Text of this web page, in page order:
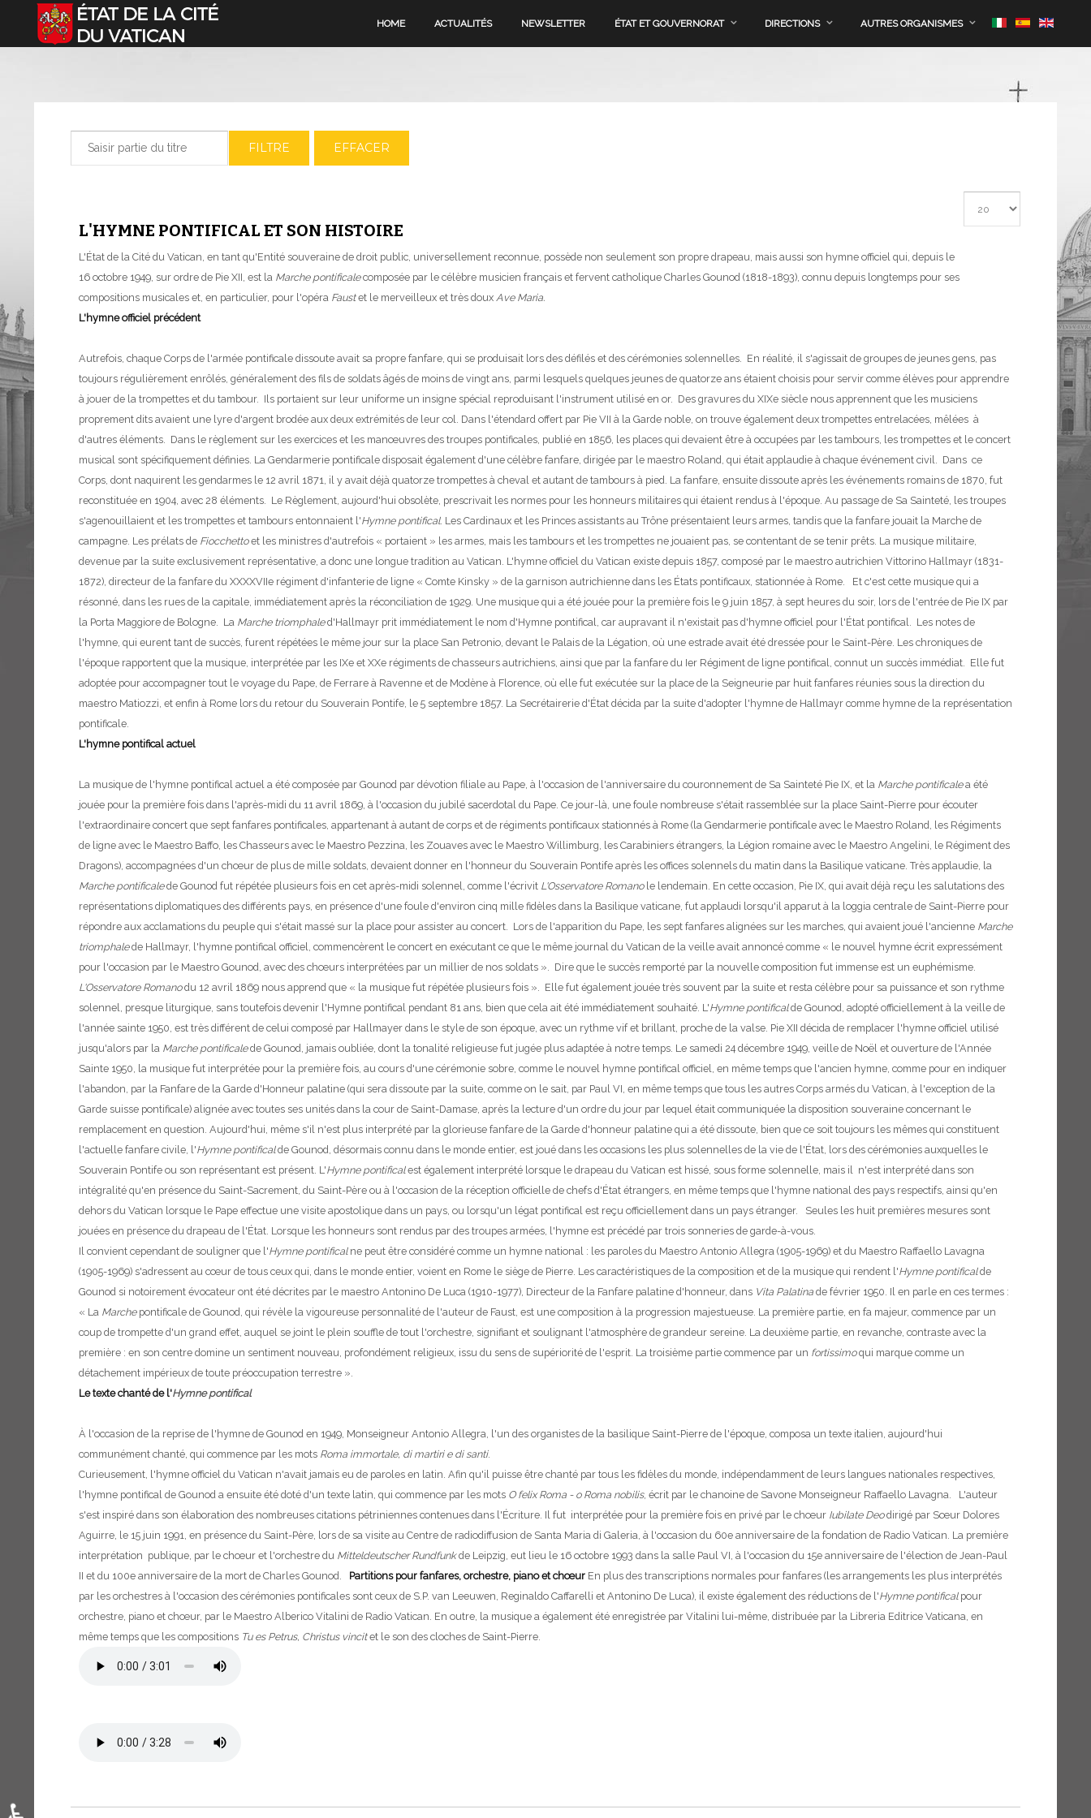
Sélectionnez votre langue HOME ACTUALITÉS NEWSLETTER ÉTAT ET GOUVERNORAT DIRECTIONS AUTRES ORGANISMES
FILTRE EFFACER
L'HYMNE PONTIFICAL ET SON HISTOIRE
L'État de la Cité du Vatican, en tant qu'Entité souveraine de droit public, universellement reconnue, possède non seulement son propre drapeau, mais aussi son hymne officiel qui, depuis le
16 octobre 1949, sur ordre de Pie XII, est la Marche pontificalecomposée par le célèbre musicien français et fervent catholique Charles Gounod (1818-1893), connu depuis longtemps pour ses
compositions musicales et, en particulier, pour l'opéra Faustet le merveilleux et très doux Ave Maria.
L'hymne officiel précédent
Autrefois, chaque Corps de l'armée pontificale dissoute avait sa propre fanfare, qui se produisait lors des défilés et des cérémonies solennelles. En réalité, il s'agissait de groupes de jeunes gens, pas
toujours régulièrement enrôlés, généralement des fils de soldats âgés de moins de vingt ans, parmi lesquels quelques jeunes de quatorze ans étaient choisis pour servir comme élèves pour apprendre
à jouer de la trompettes et du tambour. Ils portaient sur leur uniforme un insigne spécial reproduisant l'instrument utilisé en or. Des gravures du XIXe siècle nous apprennent que les musiciens
proprement dits avaient une lyre d'argent brodée aux deux extrémités de leur col. Dans l'étendard offert par Pie VII à la Garde noble, on trouve également deux trompettes entrelacées, mêlées à
d'autres éléments. Dans le règlement sur les exercices et les manœuvres des troupes pontificales, publié en 1856, les places qui devaient être à occupées par les tambours, les trompettes et le concert
musical sont spécifiquement définies. La Gendarmerie pontificale disposait également d'une célèbre fanfare, dirigée par le maestro Roland, qui était applaudie à chaque événement civil. Dans ce
Corps, dont naquirent les gendarmes le 12 avril 1871, il y avait déjà quatorze trompettes à cheval et autant de tambours à pied. La fanfare, ensuite dissoute après les événements romains de 1870, fut
reconstituée en 1904, avec 28 éléments. Le Règlement, aujourd'hui obsolète, prescrivait les normes pour les honneurs militaires qui étaient rendus à l'époque. Au passage de Sa Sainteté, les troupes
s'agenouillaient et les trompettes et tambours entonnaient l'Hymne pontifical. Les Cardinaux et les Princes assistants au Trône présentaient leurs armes, tandis que la fanfare jouait la Marche de
campagne. Les prélats de Fiocchettoet les ministres d'autrefois « portaient » les armes, mais les tambours et les trompettes ne jouaient pas, se contentant de se tenir prêts. La musique militaire,
devenue par la suite exclusivement représentative, a donc une longue tradition au Vatican. L'hymne officiel du Vatican existe depuis 1857, composé par le maestro autrichien Vittorino Hallmayr (1831-
1872), directeur de la fanfare du XXXXVIIe régiment d'infanterie de ligne « Comte Kinsky » de la garnison autrichienne dans les États pontificaux, stationnée à Rome. Et c'est cette musique qui a
résonné, dans les rues de la capitale, immédiatement après la réconciliation de 1929. Une musique qui a été jouée pour la première fois le 9 juin 1857, à sept heures du soir, lors de l'entrée de Pie IX par
la Porta Maggiore de Bologne. La Marche triomphaled'Hallmayr prit immédiatement le nom d'Hymne pontifical, car aupravant il n'existait pas d'hymne officiel pour l'État pontifical. Les notes de
l'hymne, qui eurent tant de succès, furent répétées le même jour sur la place San Petronio, devant le Palais de la Légation, où une estrade avait été dressée pour le Saint-Père. Les chroniques de
l'époque rapportent que la musique, interprétée par les IXe et XXe régiments de chasseurs autrichiens, ainsi que par la fanfare du Ier Régiment de ligne pontifical, connut un succès immédiat. Elle fut
adoptée pour accompagner tout le voyage du Pape, de Ferrare à Ravenne et de Modène à Florence, où elle fut exécutée sur la place de la Seigneurie par huit fanfares réunies sous la direction du
maestro Matiozzi, et enfin à Rome lors du retour du Souverain Pontife, le 5 septembre 1857. La Secrétairerie d'État décida par la suite d'adopter l'hymne de Hallmayr comme hymne de la représentation
pontificale.
L'hymne pontifical actuel
La musique de l'hymne pontifical actuel a été composée par Gounod par dévotion filiale au Pape, à l'occasion de l'anniversaire du couronnement de Sa Sainteté Pie IX, et la Marche pontificalea été
jouée pour la première fois dans l'après-midi du 11 avril 1869, à l'occasion du jubilé sacerdotal du Pape. Ce jour-là, une foule nombreuse s'était rassemblée sur la place Saint-Pierre pour écouter
l'extraordinaire concert que sept fanfares pontificales, appartenant à autant de corps et de régiments pontificaux stationnés à Rome (la Gendarmerie pontificale avec le Maestro Roland, les Régiments
de ligne avec le Maestro Baffo, les Chasseurs avec le Maestro Pezzina, les Zouaves avec le Maestro Willimburg, les Carabiniers étrangers, la Légion romaine avec le Maestro Angelini, le Régiment des
Dragons), accompagnées d'un chœur de plus de mille soldats, devaient donner en l'honneur du Souverain Pontife après les offices solennels du matin dans la Basilique vaticane. Très applaudie, la
Marche pontificalede Gounod fut répétée plusieurs fois en cet après-midi solennel, comme l'écrivit L'Osservatore Romanole lendemain. En cette occasion, Pie IX, qui avait déjà reçu les salutations des
représentations diplomatiques des différents pays, en présence d'une foule d'environ cinq mille fidèles dans la Basilique vaticane, fut applaudi lorsqu'il apparut à la loggia centrale de Saint-Pierre pour
répondre aux acclamations du peuple qui s'était massé sur la place pour assister au concert. Lors de l'apparition du Pape, les sept fanfares alignées sur les marches, qui avaient joué l'ancienne Marche
triomphalede Hallmayr, l'hymne pontifical officiel, commencèrent le concert en exécutant ce que le même journal du Vatican de la veille avait annoncé comme « le nouvel hymne écrit expressément
pour l'occasion par le Maestro Gounod, avec des chœurs interprétées par un millier de nos soldats ». Dire que le succès remporté par la nouvelle composition fut immense est un euphémisme.
L'Osservatore Romanodu 12 avril 1869 nous apprend que « la musique fut répétée plusieurs fois ». Elle fut également jouée très souvent par la suite et resta célèbre pour sa puissance et son rythme
solennel, presque liturgique, sans toutefois devenir l'Hymne pontifical pendant 81 ans, bien que cela ait été immédiatement souhaité. L'Hymne pontificalde Gounod, adopté officiellement à la veille de
l'année sainte 1950, est très différent de celui composé par Hallmayer dans le style de son époque, avec un rythme vif et brillant, proche de la valse. Pie XII décida de remplacer l'hymne officiel utilisé
jusqu'alors par la Marche pontificalede Gounod, jamais oubliée, dont la tonalité religieuse fut jugée plus adaptée à notre temps. Le samedi 24 décembre 1949, veille de Noël et ouverture de l'Année
Sainte 1950, la musique fut interprétée pour la première fois, au cours d'une cérémonie sobre, comme le nouvel hymne pontifical officiel, en même temps que l'ancien hymne, comme pour en indiquer
l'abandon, par la Fanfare de la Garde d'Honneur palatine (qui sera dissoute par la suite, comme on le sait, par Paul VI, en même temps que tous les autres Corps armés du Vatican, à l'exception de la
Garde suisse pontificale) alignée avec toutes ses unités dans la cour de Saint-Damase, après la lecture d'un ordre du jour par lequel était communiquée la disposition souveraine concernant le
remplacement en question. Aujourd'hui, même s'il n'est plus interprété par la glorieuse fanfare de la Garde d'honneur palatine qui a été dissoute, bien que ce soit toujours les mêmes qui constituent
l'actuelle fanfare civile, l'Hymne pontificalde Gounod, désormais connu dans le monde entier, est joué dans les occasions les plus solennelles de la vie de l'État, lors des cérémonies auxquelles le
Souverain Pontife ou son représentant est présent. L'Hymne pontificalest également interprété lorsque le drapeau du Vatican est hissé, sous forme solennelle, mais il n'est interprété dans son
intégralité qu'en présence du Saint-Sacrement, du Saint-Père ou à l'occasion de la réception officielle de chefs d'État étrangers, en même temps que l'hymne national des pays respectifs, ainsi qu'en
dehors du Vatican lorsque le Pape effectue une visite apostolique dans un pays, ou lorsqu'un légat pontifical est reçu officiellement dans un pays étranger. Seules les huit premières mesures sont
jouées en présence du drapeau de l'État. Lorsque les honneurs sont rendus par des troupes armées, l'hymne est précédé par trois sonneries de garde-à-vous.
Il convient cependant de souligner que l'Hymne pontificalne peut être considéré comme un hymne national : les paroles du Maestro Antonio Allegra (1905-1969) et du Maestro Raffaello Lavagna
(1905-1969) s'adressent au cœur de tous ceux qui, dans le monde entier, voient en Rome le siège de Pierre. Les caractéristiques de la composition et de la musique qui rendent l'Hymne pontificalde
Gounod si notoirement évocateur ont été décrites par le maestro Antonino De Luca (1910-1977), Directeur de la Fanfare palatine d'honneur, dans Vita Palatina de février 1950. Il en parle en ces termes :
« La Marchepontificale de Gounod, qui révèle la vigoureuse personnalité de l'auteur de Faust, est une composition à la progression majestueuse. La première partie, en fa majeur, commence par un
coup de trompette d'un grand effet, auquel se joint le plein souffle de tout l'orchestre, signifiant et soulignant l'atmosphère de grandeur sereine. La deuxième partie, en revanche, contraste avec la
première : en son centre domine un sentiment nouveau, profondément religieux, issu du sens de supériorité de l'esprit. La troisième partie commence par un fortissimoqui marque comme un
détachement impérieux de toute préoccupation terrestre ».
Le texte chanté de l'Hymne pontifical
À l'occasion de la reprise de l'hymne de Gounod en 1949, Monseigneur Antonio Allegra, l'un des organistes de la basilique Saint-Pierre de l'époque, composa un texte italien, aujourd'hui
communément chanté, qui commence par les mots Roma immortale, di martiri e di santi.
Curieusement, l'hymne officiel du Vatican n'avait jamais eu de paroles en latin. Afin qu'il puisse être chanté par tous les fidèles du monde, indépendamment de leurs langues nationales respectives,
l'hymne pontifical de Gounod a ensuite été doté d'un texte latin, qui commence par les mots O felix Roma - o Roma nobilis, écrit par le chanoine de Savone Monseigneur Raffaello Lavagna. L'auteur
s'est inspiré dans son élaboration des nombreuses citations pétriniennes contenues dans l'Écriture. Il fut interprétée pour la première fois en privé par le chœur Iubilate Deodirigé par Sœur Dolores
Aguirre, le 15 juin 1991, en présence du Saint-Père, lors de sa visite au Centre de radiodiffusion de Santa Maria di Galeria, à l'occasion du 60e anniversaire de la fondation de Radio Vatican. La première
interprétation publique, par le chœur et l'orchestre du Mitteldeutscher Rundfunkde Leipzig, eut lieu le 16 octobre 1993 dans la salle Paul VI, à l'occasion du 15e anniversaire de l'élection de Jean-Paul
II et du 100e anniversaire de la mort de Charles Gounod.
Partitions pour fanfares, orchestre, piano et chœur En plus des transcriptions normales pour fanfares (les arrangements les plus interprétés
par les orchestres à l'occasion des cérémonies pontificales sont ceux de S.P. van Leeuwen, Reginaldo Caffarelli et Antonino De Luca), il existe également des réductions de l'Hymne pontificalpour
orchestre, piano et chœur, par le Maestro Alberico Vitalini de Radio Vatican. En outre, la musique a également été enregistrée par Vitalini lui-même, distribuée par la Libreria Editrice Vaticana, en
même temps que les compositions Tu es Petrus, Christus vincitet le son des cloches de Saint-Pierre.